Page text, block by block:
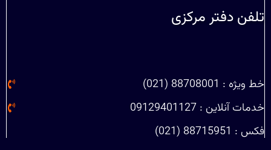
تلفن دفتر مرکزی
خط ویژه : 88708001 (021)
خدمات آنلاین : 09129401127
فکس : 88715951 (021)